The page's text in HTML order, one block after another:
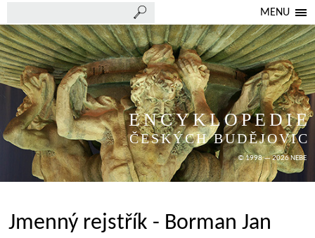
MENU
ENCYKLOPEDIE
ČESKÝCH BUDĚJOVIC
© 1998 — 2026 NEBE
Jmenný rejstřík - Borman Jan